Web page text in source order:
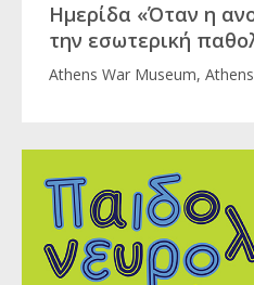
Ημερίδα «Όταν η
την εσωτερική
Athens War Museum,